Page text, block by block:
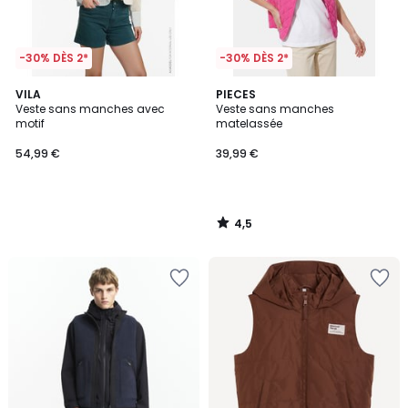
-30% DÈS 2*
VILA
Veste sans manches avec
motif
54,99 €
-30% DÈS 2*
PIECES
Veste sans manches
matelassée
39,99 €
4,5
/ 5
4,5
/